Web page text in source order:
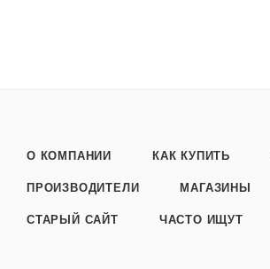
О КОМПАНИИ КАК КУПИТЬ
ПРОИЗВОДИТЕЛИ МАГАЗИНЫ
СТАРЫЙ САЙТ ЧАСТО ИЩУТ